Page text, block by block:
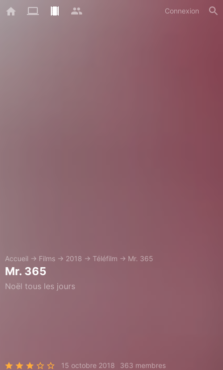
Connexion
Accueil → Films → 2018 → Téléfilm → Mr. 365
Mr. 365
Noël tous les jours
15 octobre 2018 363 membres